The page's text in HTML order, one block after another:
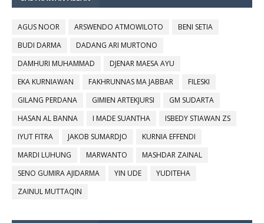
AGUS NOOR ARSWENDO ATMOWILOTO
BENI SETIA
BUDI DARMA
DADANG ARI MURTONO
DAMHURI MUHAMMAD
DJENAR MAESA AYU
EKA KURNIAWAN
FAKHRUNNAS MA JABBAR
FILESKI
GILANG PERDANA
GIMIEN ARTEKJURSI
GM SUDARTA
HASAN AL BANNA
I MADE SUANTHA
ISBEDY STIAWAN ZS
IYUT FITRA
JAKOB SUMARDJO
KURNIA EFFENDI
MARDI LUHUNG
MARWANTO
MASHDAR ZAINAL
SENO GUMIRA AJIDARMA
YIN UDE
YUDITEHA
ZAINUL MUTTAQIN